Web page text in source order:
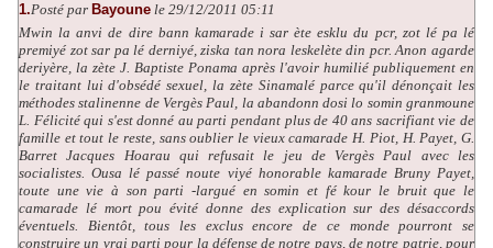
1.Posté par Bayoune le 29/12/2011 05:11
Mwin la anvi de dire bann kamarade i sar ète esklu du pcr, zot lé pa lé
premiyé zot sar pa lé derniyé, ziska tan nora leskelète din pcr. Anon agarde
deriyère, la zète J. Baptiste Ponama après l'avoir humilié publiquement en
le traitant lui d'obsédé sexuel, la zète Sinamalé parce qu'il dénonçait les
méthodes stalinenne de Vergès Paul, la abandonn dosi lo somin granmoune
L. Félicité qui s'est donné au parti pendant plus de 40 ans sacrifiant vie de
famille et tout le reste, sans oublier le vieux camarade H. Piot, H. Payet, G.
Barret Jacques Hoarau qui refusait le jeu de Vergès Paul avec les
socialistes. Ousa lé passé noute viyé honorable kamarade Bruny Payet,
toute une vie à son parti -largué en somin et fé kour le bruit que le
camarade lé mort pou évité donne des explication sur des désaccords
éventuels. Bientôt, tous les exclus encore de ce monde pourront se
construire un vrai parti pour la défense de notre pays, de notre patrie, pour